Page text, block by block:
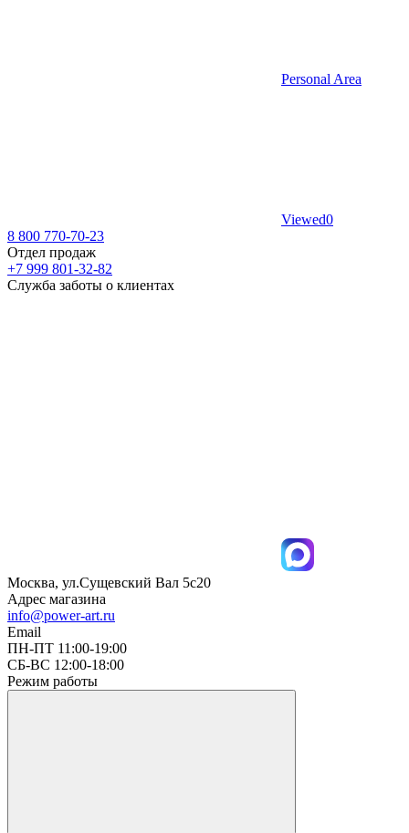
Personal Area
Viewed0
8 800 770-70-23
Отдел продаж
+7 999 801-32-82
Служба заботы о клиентах
Москва, ул.Сущевский Вал 5с20
Адрес магазина
info@power-art.ru
Email
ПН-ПТ 11:00-19:00
СБ-ВС 12:00-18:00
Режим работы